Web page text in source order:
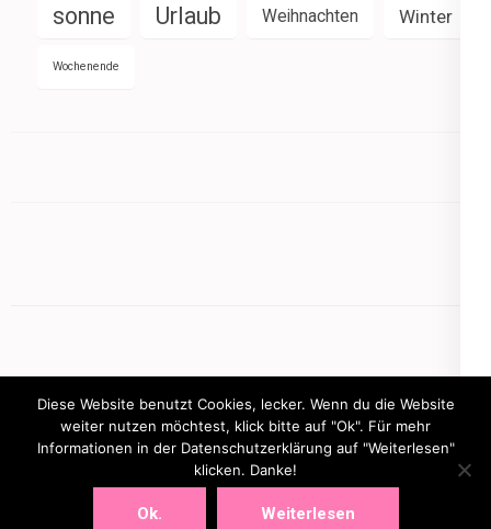
sonne Urlaub Weihnachten Winter
Wochenende
mamasbusiness.de
Diese Website benutzt Cookies, lecker. Wenn du die Website
weiter nutzen möchtest, klick bitte auf "Ok". Für mehr
Informationen in der Datenschutzerklärung auf "Weiterlesen"
klicken. Danke!
Ok. Weiterlesen